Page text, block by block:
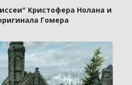
Кристофера Нолана и
Гомера